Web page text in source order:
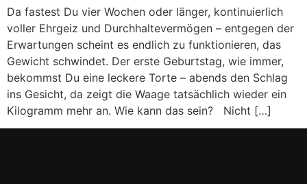
Da fastest Du vier Wochen oder länger, kontinuierlich
voller Ehrgeiz und Durchhaltevermögen – entgegen der
Erwartungen scheint es endlich zu funktionieren, das
Gewicht schwindet. Der erste Geburtstag, wie immer,
bekommst Du eine leckere Torte – abends den Schlag
ins Gesicht, da zeigt die Waage tatsächlich wieder ein
Kilogramm mehr an. Wie kann das sein? Nicht […]